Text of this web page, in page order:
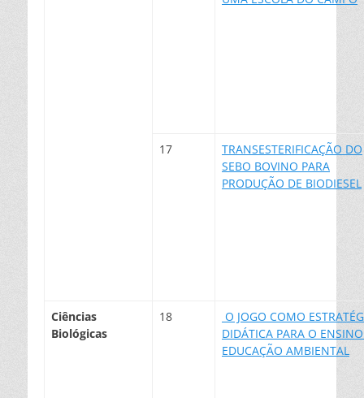
17
TRANSESTERIFICAÇÃO DO
SEBO BOVINO PARA
PRODUÇÃO DE BIODIESEL
Ciências
Biológicas
18
O JOGO COMO
DIDÁTICA PARA O
EDUCAÇÃO AMBIENTAL